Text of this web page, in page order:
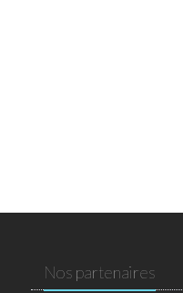
Nos partenaires